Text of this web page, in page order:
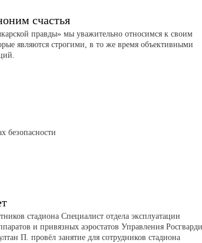
счастья
правды» мы уважительно относимся к своим
являются строгими, в то же время объективными
безопасности
стадиона Специалист отдела эксплуатации
и привязных аэростатов Управления
П. провёл занятие для сотрудников стадиона